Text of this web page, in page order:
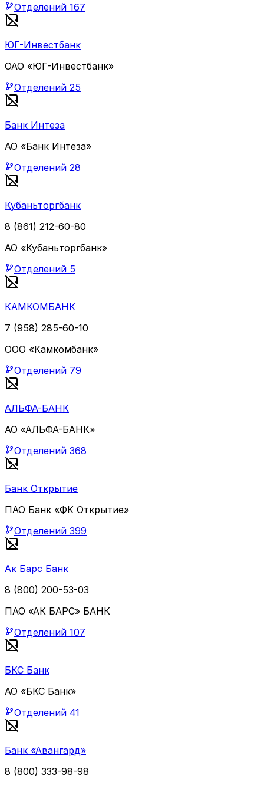
Отделений 167
ЮГ-Инвестбанк
ОАО «ЮГ-Инвестбанк»
Отделений 25
Банк Интеза
АО «Банк Интеза»
Отделений 28
Кубаньторгбанк
8 (861) 212-60-80
АО «Кубаньторгбанк»
Отделений 5
КАМКОМБАНК
7 (958) 285-60-10
ООО «Камкомбанк»
Отделений 79
АЛЬФА-БАНК
АО «АЛЬФА-БАНК»
Отделений 368
Банк Открытие
ПАО Банк «ФК Открытие»
Отделений 399
Ак Барс Банк
8 (800) 200-53-03
ПАО «АК БАРС» БАНК
Отделений 107
БКС Банк
АО «БКС Банк»
Отделений 41
Банк «Авангард»
8 (800) 333-98-98